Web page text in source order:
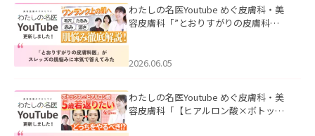
わたしの名医Youtube めぐ皮膚科・美
容皮膚科「”とおりすがりの皮膚科
2026.06.05
わたしの名医Youtube めぐ皮膚科・美
容皮膚科「【ヒアルロン酸×ボトック